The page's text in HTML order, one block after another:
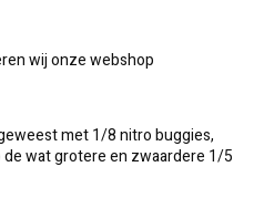
wij onze webshop
met 1/8 nitro buggies,
wat grotere en zwaardere 1/5